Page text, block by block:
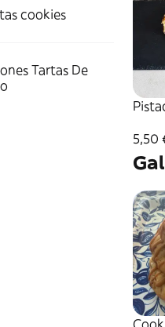
cookies
Tartas De
5,50